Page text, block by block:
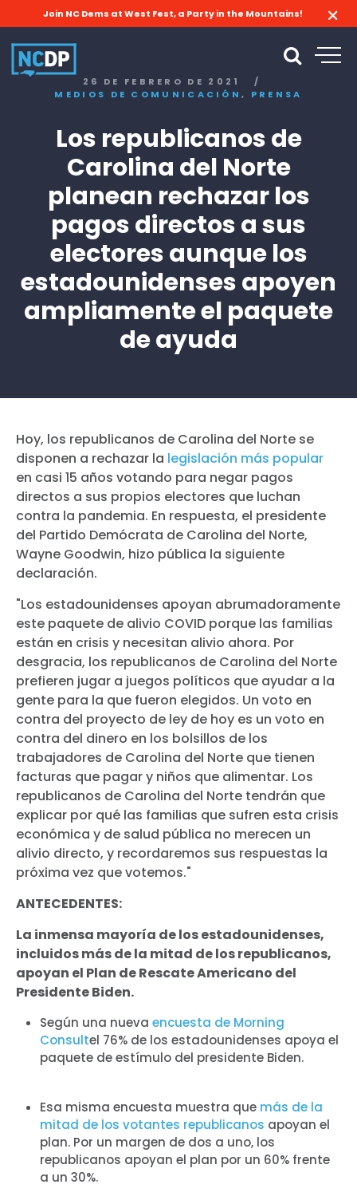
Join NC Dems at West Fest, a Party in the Mountains!
26 DE FEBRERO DE 2021
/
MEDIOS DE COMUNICACIÓN, PRENSA
Los republicanos de
Carolina del Norte
planean rechazar los
pagos directos a sus
electores aunque los
estadounidenses apoyen
ampliamente el paquete
de ayuda
Hoy, los republicanos de Carolina del Norte se
disponen a rechazar la legislación más popular
en casi 15 años votando para negar pagos
directos a sus propios electores que luchan
contra la pandemia. En respuesta, el presidente
del Partido Demócrata de Carolina del Norte,
Wayne Goodwin, hizo pública la siguiente
declaración.
"Los estadounidenses apoyan abrumadoramente
este paquete de alivio COVID porque las familias
están en crisis y necesitan alivio ahora. Por
desgracia, los republicanos de Carolina del Norte
prefieren jugar a juegos políticos que ayudar a la
gente para la que fueron elegidos. Un voto en
contra del proyecto de ley de hoy es un voto en
contra del dinero en los bolsillos de los
trabajadores de Carolina del Norte que tienen
facturas que pagar y niños que alimentar. Los
republicanos de Carolina del Norte tendrán que
explicar por qué las familias que sufren esta crisis
económica y de salud pública no merecen un
alivio directo, y recordaremos sus respuestas la
próxima vez que votemos."
ANTECEDENTES:
La inmensa mayoría de los estadounidenses,
incluidos más de la mitad de los republicanos,
apoyan el Plan de Rescate Americano del
Presidente Biden.
Según una nueva encuesta de Morning
Consultel 76% de los estadounidenses apoya el
paquete de estímulo del presidente Biden.
Esa misma encuesta muestra que más de la
mitad de los votantes republicanos apoyan el
plan. Por un margen de dos a uno, los
republicanos apoyan el plan por un 60% frente
a un 30%.